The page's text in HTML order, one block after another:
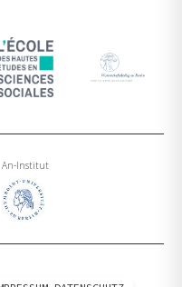
An-Institut